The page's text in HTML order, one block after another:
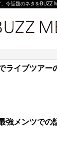
今話題のネタをBUZZ
ライブツアー
強メンツでの